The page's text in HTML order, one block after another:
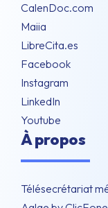
CalenDoc.com
Maiia
LibreCita.es
Facebook
Instagram
LinkedIn
Youtube
À propos
Télésecrétariat